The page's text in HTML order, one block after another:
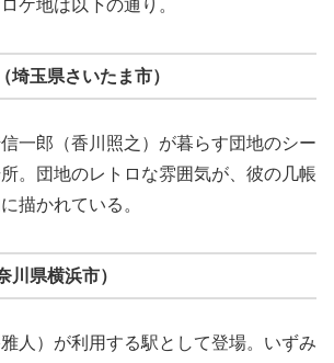
ケ地は以下の通り。
埼玉県さいたま市）
一郎（香川照之）が暮らす団地のシー
。団地のレトロな雰囲気が、彼の几帳
描かれている。
川県横浜市）
人）が利用する駅として登場。いずみ